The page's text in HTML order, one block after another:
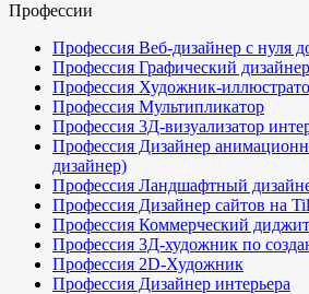
Профессии
Профессия Веб-дизайнер с нуля
Профессия Графический дизайнер
Профессия Художник-
Профессия Мультипликатор
Профессия 3Д-визуализатор
Профессия Дизайнер
дизайнер)
Профессия Ландшафтный
Профессия Дизайнер сайтов на
Профессия Коммерческий
Профессия 3Д-художник по
Профессия 2D-Художник
Профессия Дизайнер интерьера